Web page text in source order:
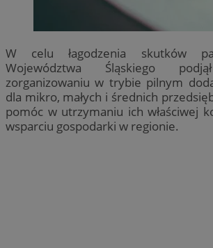
W celu łagodzenia skutków
Województwa Śląskiego
zorganizowaniu w trybie pilnym
dla mikro, małych i średnich
pomóc w utrzymaniu ich właściwej
wsparciu gospodarki w regionie.